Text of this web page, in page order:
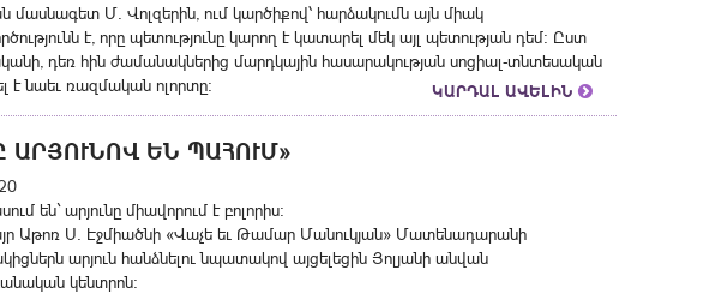
մասնագետ Մ. Վոլզերին, ում կարծիքով՝ հարձակումն այն միակ
է, որը պետությունը կարող է կատարել մեկ այլ պետության դեմ: Ըստ
դեռ հին ժամանակներից մարդկային հասարակության սոցիալ-տնտեսական
նաեւ ռազմական ոլորտը:
ԿԱՐԴԱԼ ԱՎԵԼԻՆ
ԱՐՅՈՒՆՈՎ ԵՆ ՊԱՀՈՒՄ»
են` արյունը միավորում է բոլորիս։
Աթոռ Ս. Էջմիածնի «Վաչե եւ Թամար Մանուկյան» Մատենադարանի
արյուն հանձնելու նպատակով այցելեցին Յոլյանի անվան
կենտրոն։